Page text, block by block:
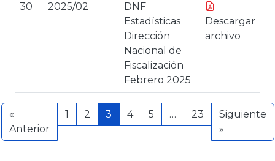
30 2025/02
DNF
Estadísticas
Dirección
Nacional de
Fiscalización
Febrero 2025
Descargar
archivo
«
Anterior
1 2 3 4 5 … 23
Siguiente
»